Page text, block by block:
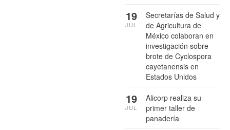
Secretarías de Salud y
de Agricultura de
México colaboran en
investigación sobre
brote de Cyclospora
cayetanensis en
Estados Unidos
19
JUL
Alicorp realiza su
primer taller de
panadería
19
JUL